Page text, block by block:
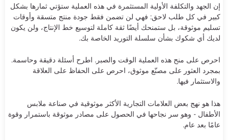
إن الجهد والتكلفة الأولية المستثمرة في هذه العملية ستؤتي ثمارها بشكل
كبير في كل طلب لاحق: فهي لن تضمن فقط جودة منتج متسقة وأوقات
تسليم موثوقة، بل ستمنحك أيضًا ثقة كاملة لتوسيع خط الإنتاج، ولن يكون
لديك أي شكوك بشأن سلسلة التوريد الخاصة بك.
احرص على منح هذه العملية الوقت والصبر. اطرح أسئلة دقيقة وحاسمة.
بمجرد العثور على مصنّع موثوق، احرص على الحفاظ على العلاقة
والاستثمار فيها.
هذا هو نهج بعض العلامات التجارية الأكثر موثوقية في صناعة ملابس
الأطفال - وهو سر نجاحها في الحصول على مصادر موثوقة باستمرار وقوة
عامًا بعد عام.